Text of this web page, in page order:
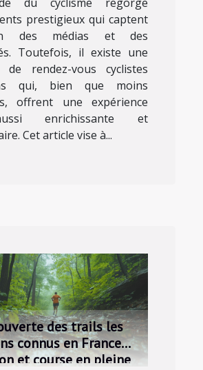
prestigieux qui captent
des médias et des
Toutefois, il existe une
de rendez-vous cyclistes
qui, bien que moins
offrent une expérience
enrichissante et
Cet article vise à...
des trails les
connus en France
et course en pleine